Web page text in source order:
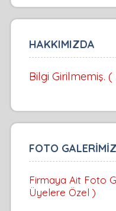
HAKKIMIZDA
Bilgi Girilmemiş.
FOTO
Firmaya Ait Foto
Üyelere Özel )